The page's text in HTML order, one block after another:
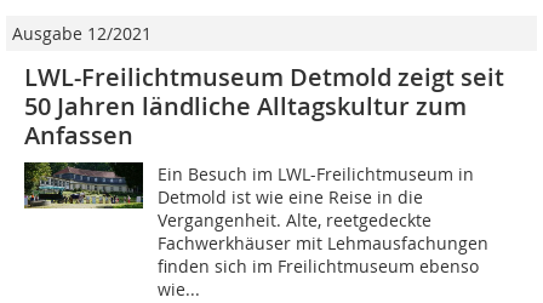
Ausgabe 12/2021
LWL-Freilichtmuseum Detmold zeigt seit
50 Jahren ländliche Alltagskultur zum
Anfassen
Ein Besuch im LWL-Freilichtmuseum in
Detmold ist wie eine Reise in die
Vergangenheit. Alte, reetgedeckte
Fachwerkhäuser mit Lehmausfachungen
finden sich im Freilichtmuseum ebenso
wie...